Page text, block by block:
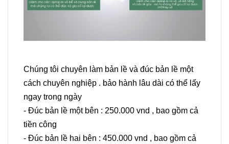
Chúng tôi chuyên làm bản lề và đúc bản lề một
cách chuyên nghiệp . bảo hành lâu dài có thể lấy
ngay trong ngày
- Đúc bản lề một bên : 250.000 vnd , bao gồm cả
tiền công
- Đúc bản lề hai bên : 450.000 vnd , bao gồm cả